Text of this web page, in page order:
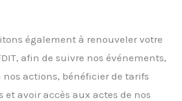
également à renouveler votre
afin de suivre nos événements,
actions, bénéficier de tarifs
et avoir accès aux actes de nos